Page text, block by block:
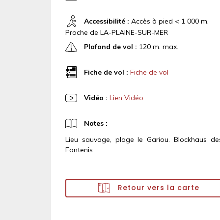
Accessibilité : Accès à pied < 1 000 m.
Proche de LA-PLAINE-SUR-MER
Plafond de vol : 120 m. max.
Fiche de vol : Fiche de vol
Vidéo : Lien Vidéo
Notes :
Lieu sauvage, plage le Gariou. Blockhaus
Fontenis
Retour vers la carte